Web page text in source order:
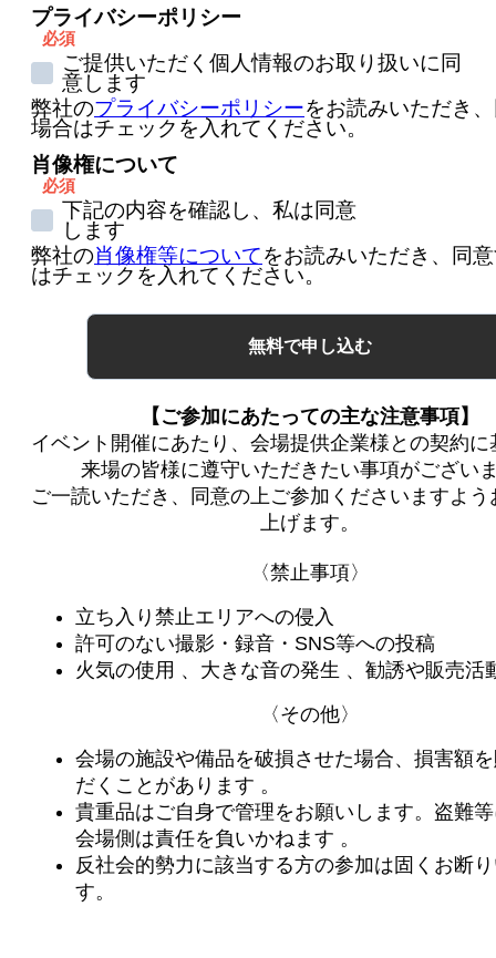
プライバシーポリシー
ご提供いただく個人情報のお取り扱いに同
意します
弊社のプライバシーポリシーをお読みいただき
場合はチェックを入れてください。
肖像権について
下記の内容を確認し、私は同意
します
弊社の肖像権等についてをお読みいただき、同
はチェックを入れてください。
【ご参加にあたっての主な注意事項】
イベント開催にあたり、会場提供企業様との契約に
来場の皆様に遵守いただきたい事項がござい
ご一読いただき、同意の上ご参加くださいますよう
上げます。
〈禁止事項〉
立ち入り禁止エリアへの侵入
許可のない撮影・録音・SNS等への投稿
火気の使用 、大きな音の発生 、勧誘や販売活
〈その他〉
会場の施設や備品を破損させた場合、損害額
だくことがあります 。
貴重品はご自身で管理をお願いします。盗難
会場側は責任を負いかねます 。
反社会的勢力に該当する方の参加は固くお断
す。